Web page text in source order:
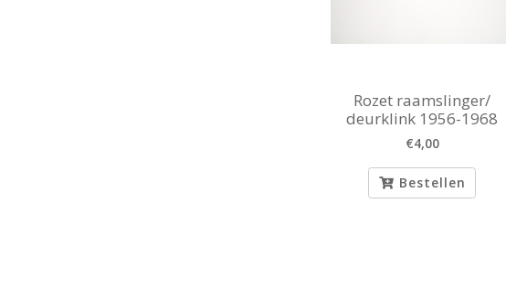
Rozet raamslinger/
deurklink 1956-1968
€4,00
Bestellen